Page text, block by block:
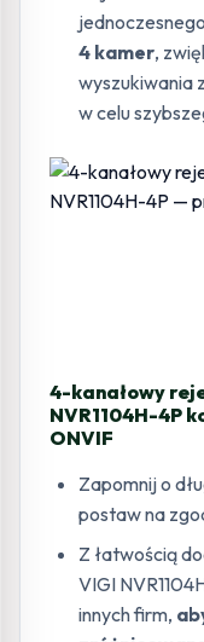
jednoczesnego
4 kamer,
wyszukiwania
w celu
4-kanałowy
NVR1104H-4P
ONVIF
Zapomnij o
postaw na
Z łatwością
VIGI
innych firm,